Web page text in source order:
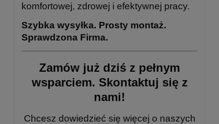
komfortowej, zdrowej i efektywnej pracy.
Szybka wysyłka. Prosty montaż.
Sprawdzona Firma.
Zamów już dziś z pełnym
wsparciem. Skontaktuj się z
nami!
Chcesz dowiedzieć się więcej o naszych